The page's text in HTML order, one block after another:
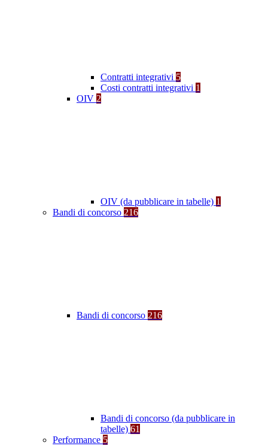
Contratti integrativi 5
Costi contratti integrativi 1
OIV 2
OIV (da pubblicare in tabelle) 1
Bandi di concorso 216
Bandi di concorso 216
Bandi di concorso (da pubblicare in
tabelle) 61
Performance 5